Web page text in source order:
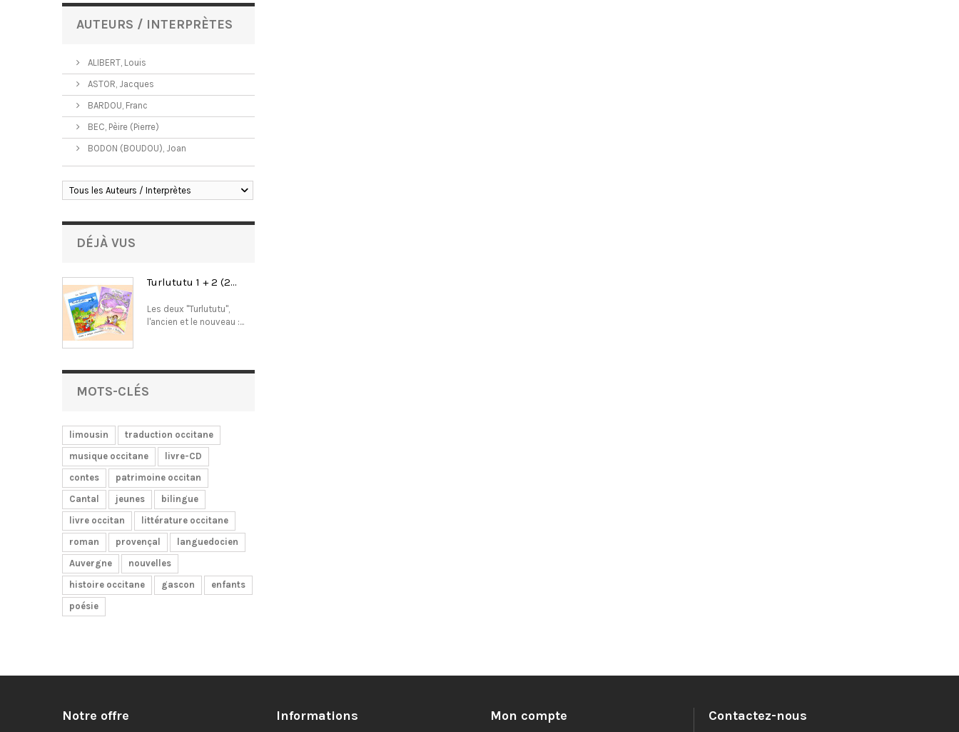
AUTEURS / INTERPRÈTES
ALIBERT, Louis
ASTOR, Jacques
BARDOU, Franc
BEC, Pèire (Pierre)
BODON (BOUDOU), Joan
Tous les Auteurs / Interprètes
DÉJÀ VUS
Turlututu 1 + 2 (2...
Les deux "Turlututu",
l'ancien et le nouveau :...
MOTS-CLÉS
limousin
traduction occitane
musique occitane
livre-CD
contes
patrimoine occitan
Cantal
jeunes
bilingue
livre occitan
littérature occitane
roman
provençal
languedocien
Auvergne
nouvelles
histoire occitane
gascon
enfants
poésie
Notre offre Informations Mon compte Contactez-nous